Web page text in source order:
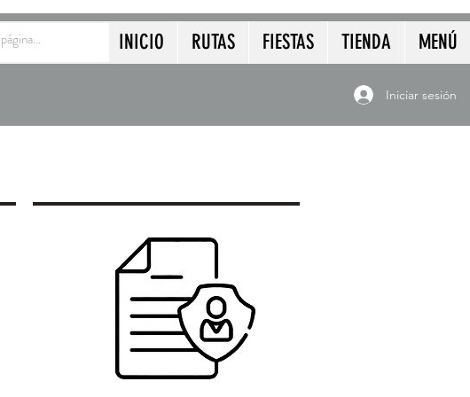
INICIO RUTAS FIESTAS TIENDA MENÚ
Iniciar sesión